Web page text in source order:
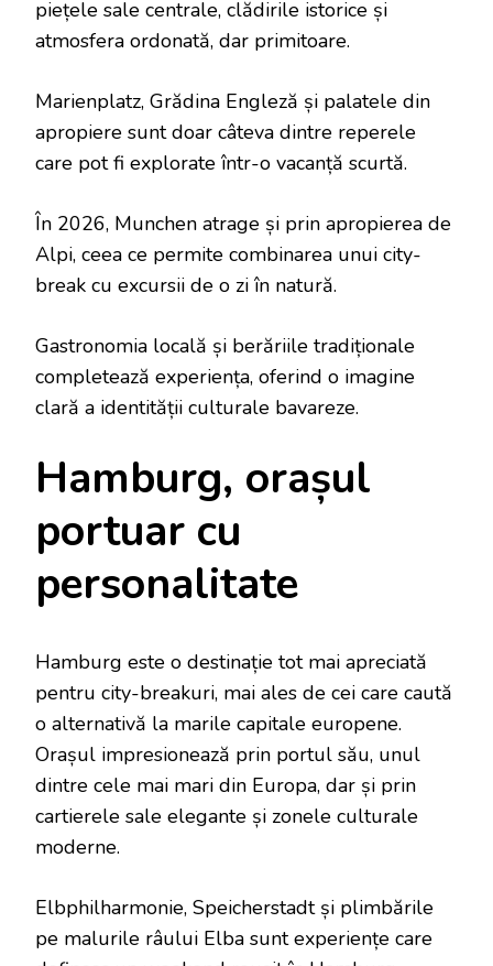
piețele sale centrale, clădirile istorice și
atmosfera ordonată, dar primitoare.
Marienplatz, Grădina Engleză și palatele din
apropiere sunt doar câteva dintre reperele
care pot fi explorate într-o vacanță scurtă.
În 2026, Munchen atrage și prin apropierea de
Alpi, ceea ce permite combinarea unui city-
break cu excursii de o zi în natură.
Gastronomia locală și berăriile tradiționale
completează experiența, oferind o imagine
clară a identității culturale bavareze.
Hamburg, orașul
portuar cu
personalitate
Hamburg este o destinație tot mai apreciată
pentru city-breakuri, mai ales de cei care caută
o alternativă la marile capitale europene.
Orașul impresionează prin portul său, unul
dintre cele mai mari din Europa, dar și prin
cartierele sale elegante și zonele culturale
moderne.
Elbphilharmonie, Speicherstadt și plimbările
pe malurile râului Elba sunt experiențe care